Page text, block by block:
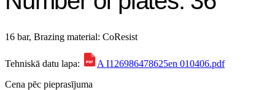
16 bar, Brazing material: CoResist
Tehniskā datu lapa:
A I126986478625en 010406.pdf
Cena pēc pieprasījuma